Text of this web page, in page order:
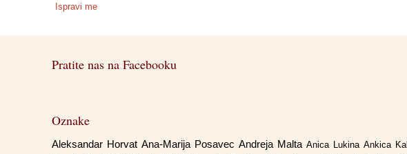
Ispravi me
Pratite nas na Facebooku
Oznake
Aleksandar Horvat Ana-Marija Posavec Andreja Malta Anica Lukina Ankica